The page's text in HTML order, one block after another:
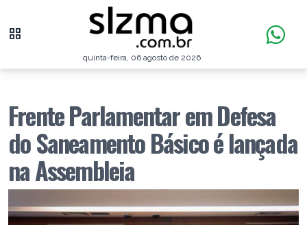
quinta-feira, 06 agosto de 2026
Frente Parlamentar em Defesa
do Saneamento Básico é lançada
na Assembleia